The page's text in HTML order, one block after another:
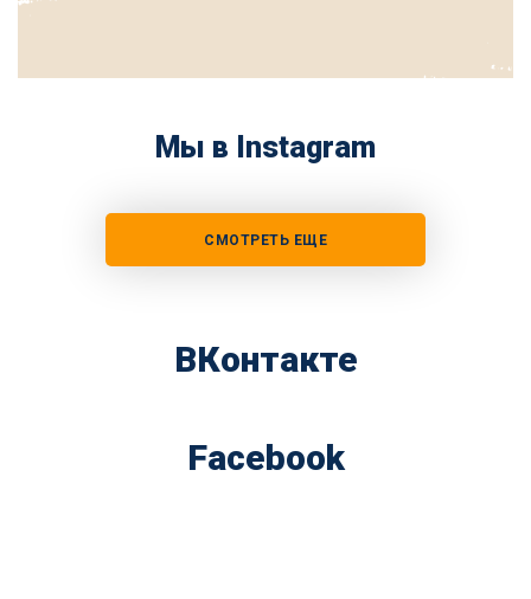
Мы в Instagram
СМОТРЕТЬ ЕЩЕ
ВКонтакте
Facebook